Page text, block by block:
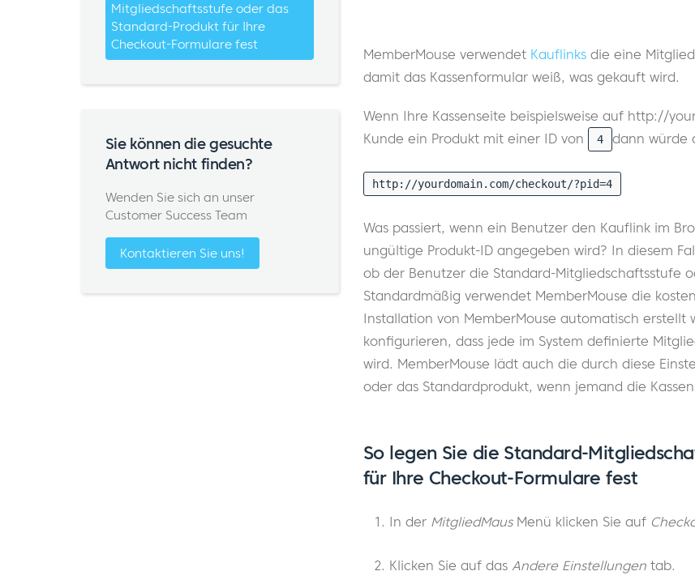
MemberMouse verwendet Kauflinksdie eine
damit das Kassenformular weiß, was gekauft wird.
Wenn Ihre Kassenseite beispielsweise auf http://
Kunde ein Produkt mit einer ID von
4 dann würde
http://yourdomain.com/checkout/?pid=4
Was passiert, wenn ein Benutzer den Kauflink im
ungültige Produkt-ID angegeben wird? In diesem
ob der Benutzer die Standard-Mitgliedschaftsstufe
Standardmäßig verwendet MemberMouse die
Installation von MemberMouse automatisch erstellt
konfigurieren, dass jede im System definierte
wird. MemberMouse lädt auch die durch diese
oder das Standardprodukt, wenn jemand die
So legen Sie die Standard-
für Ihre Checkout-Formulare fest
In der MitgliedMausMenü klicken Sie auf
Klicken Sie auf das Andere Einstellungentab.
Mitgliedschaftsstufe oder das
Standard-Produkt für Ihre
Checkout-Formulare fest
Sie können die gesuchte
Antwort nicht finden?
Wenden Sie sich an unser
Customer Success Team
Kontaktieren Sie uns!